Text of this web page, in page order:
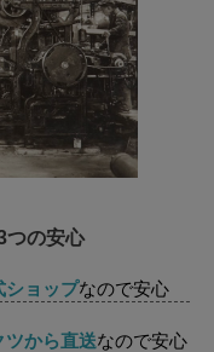
つの安心
ョップなので安心
から直送なので安心